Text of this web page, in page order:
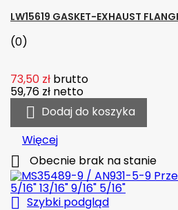
LW15619 GASKET-EXHAUST
(0)
73,50 zł brutto
59,76 zł netto
 Dodaj do koszyka
Więcej
 Obecnie brak na stanie
 Szybki podgląd